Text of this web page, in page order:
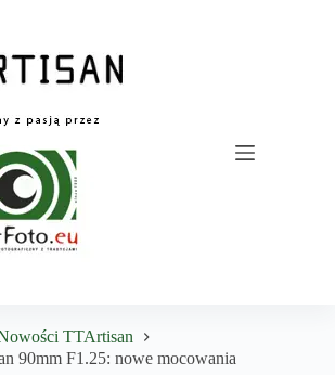
TTArtisan
90mm F1.25: nowe mocowania